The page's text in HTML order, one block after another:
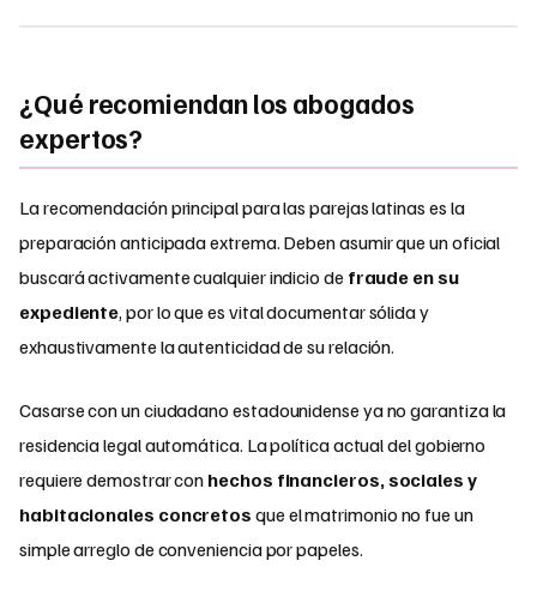
¿Qué recomiendan los abogados
expertos?
La recomendación principal para las parejas latinas es la
preparación anticipada extrema. Deben asumir que un oficial
buscará activamente cualquier indicio de fraude en su
expediente, por lo que es vital documentar sólida y
exhaustivamente la autenticidad de su relación.
Casarse con un ciudadano estadounidense ya no garantiza la
residencia legal automática. La política actual del gobierno
requiere demostrar con hechos financieros, sociales y
habitacionales concretos que el matrimonio no fue un
simple arreglo de conveniencia por papeles.